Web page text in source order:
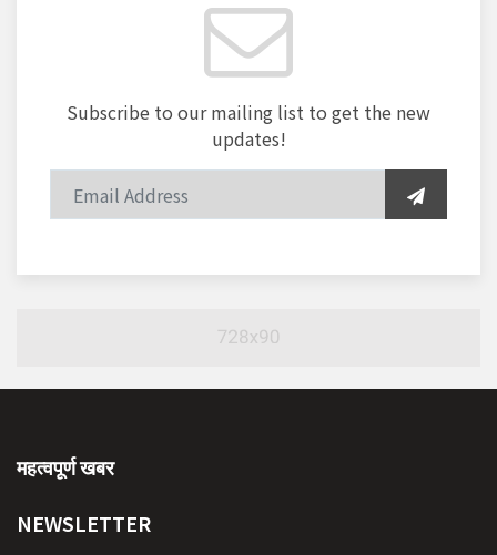
Subscribe to our mailing list to get the new
updates!
महत्वपूर्ण खबर
NEWSLETTER